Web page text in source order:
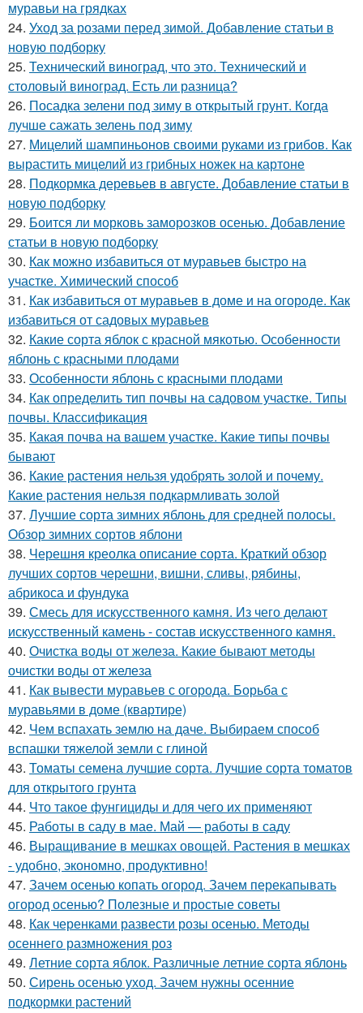
муравьи на грядках
24. Уход за розами перед зимой. Добавление статьи в
новую подборку
25. Технический виноград, что это. Технический и
столовый виноград. Есть ли разница?
26. Посадка зелени под зиму в открытый грунт. Когда
лучше сажать зелень под зиму
27. Мицелий шампиньонов своими руками из грибов. Как
вырастить мицелий из грибных ножек на картоне
28. Подкормка деревьев в августе. Добавление статьи в
новую подборку
29. Боится ли морковь заморозков осенью. Добавление
статьи в новую подборку
30. Как можно избавиться от муравьев быстро на
участке. Химический способ
31. Как избавиться от муравьев в доме и на огороде. Как
избавиться от садовых муравьев
32. Какие сорта яблок с красной мякотью. Особенности
яблонь с красными плодами
33. Особенности яблонь с красными плодами
34. Как определить тип почвы на садовом участке. Типы
почвы. Классификация
35. Какая почва на вашем участке. Какие типы почвы
бывают
36. Какие растения нельзя удобрять золой и почему.
Какие растения нельзя подкармливать золой
37. Лучшие сорта зимних яблонь для средней полосы.
Обзор зимних сортов яблони
38. Черешня креолка описание сорта. Краткий обзор
лучших сортов черешни, вишни, сливы, рябины,
абрикоса и фундука
39. Смесь для искусственного камня. Из чего делают
искусственный камень - состав искусственного камня.
40. Очистка воды от железа. Какие бывают методы
очистки воды от железа
41. Как вывести муравьев с огорода. Борьба с
муравьями в доме (квартире)
42. Чем вспахать землю на даче. Выбираем способ
вспашки тяжелой земли с глиной
43. Томаты семена лучшие сорта. Лучшие сорта томатов
для открытого грунта
44. Что такое фунгициды и для чего их применяют
45. Работы в саду в мае. Май — работы в саду
46. Выращивание в мешках овощей. Растения в мешках
- удобно, экономно, продуктивно!
47. Зачем осенью копать огород. Зачем перекапывать
огород осенью? Полезные и простые советы
48. Как черенками развести розы осенью. Методы
осеннего размножения роз
49. Летние сорта яблок. Различные летние сорта яблонь
50. Сирень осенью уход. Зачем нужны осенние
подкормки растений